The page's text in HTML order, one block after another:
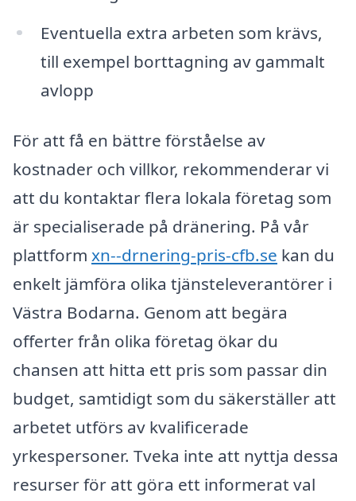
Eventuella extra arbeten som krävs,
till exempel borttagning av gammalt
avlopp
För att få en bättre förståelse av
kostnader och villkor, rekommenderar vi
att du kontaktar flera lokala företag som
är specialiserade på dränering. På vår
plattform xn--drnering-pris-cfb.se kan du
enkelt jämföra olika tjänsteleverantörer i
Västra Bodarna. Genom att begära
offerter från olika företag ökar du
chansen att hitta ett pris som passar din
budget, samtidigt som du säkerställer att
arbetet utförs av kvalificerade
yrkespersoner. Tveka inte att nyttja dessa
resurser för att göra ett informerat val